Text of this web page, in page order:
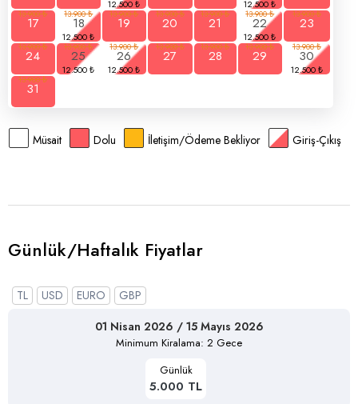
17
18 19 20 21 22
23
24
25 26 27 28 29
30
31
Müsait Dolu İletişim/Ödeme Bekliyor Giriş-Çıkış
Günlük/Haftalık Fiyatlar
TL USD EURO
GBP
01 Nisan 2026 / 15 Mayıs 2026
Minimum Kiralama: 2 Gece
Günlük
5.000 TL